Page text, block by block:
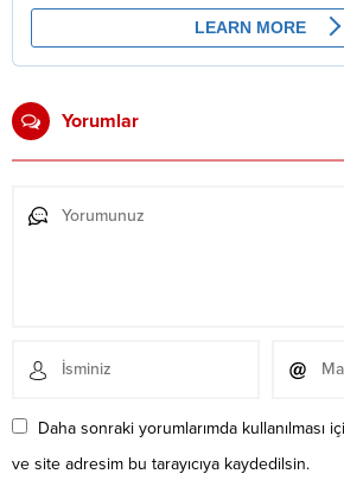
Yorumlar
Daha sonraki yorumlarımda kullanılması
ve site adresim bu tarayıcıya kaydedilsin.